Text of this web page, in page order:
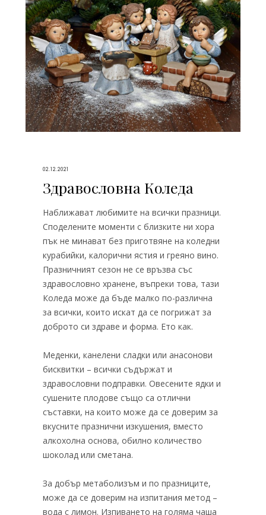
02.12.2021
Здравословна Коледа
Наближават любимите на всички празници.
Споделените моменти с близките ни хора
пък не минават без приготвяне на коледни
курабийки, калорични ястия и греяно вино.
Празничният сезон не се връзва със
здравословно хранене, въпреки това, тази
Коледа може да бъде малко по-различна
за всички, които искат да се погрижат за
доброто си здраве и форма. Ето как.
Меденки, канелени сладки или анасонови
бисквитки – всички съдържат и
здравословни подправки. Овесените ядки и
сушените плодове също са отлични
съставки, на които може да се доверим за
вкусните празнични изкушения, вместо
алкохолна основа, обилно количество
шоколад или сметана.
За добър метаболизъм и по празниците,
може да се доверим на изпитания метод –
вода с лимон. Изпиването на голяма чаша